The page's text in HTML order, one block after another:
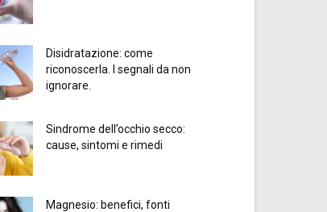
Disidratazione: come
riconoscerla. I segnali da non
ignorare.
Sindrome dell’occhio secco:
cause, sintomi e rimedi
Magnesio: benefici, fonti